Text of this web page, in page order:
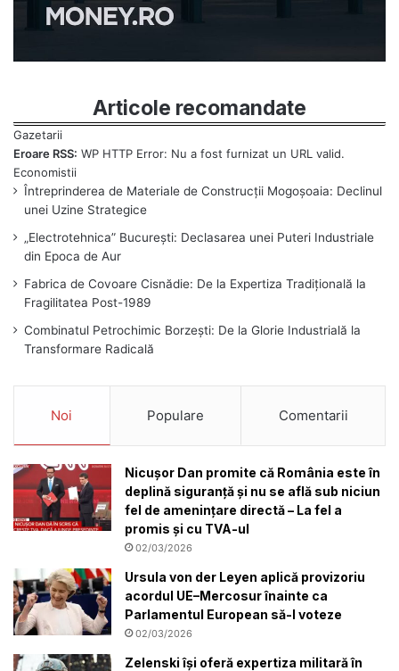
Articole recomandate
Eroare RSS: WP HTTP Error: Nu a fost furnizat un URL valid.
Întreprinderea de Materiale de Construcții Mogoșoaia: Declinul
unei Uzine Strategice
„Electrotehnica” București: Declasarea unei Puteri Industriale
din Epoca de Aur
Fabrica de Covoare Cisnădie: De la Expertiza Tradițională la
Fragilitatea Post-1989
Combinatul Petrochimic Borzești: De la Glorie Industrială la
Transformare Radicală
Noi Populare Comentarii
Nicușor Dan promite că România este în
deplină siguranță și nu se află sub niciun
fel de amenințare directă – La fel a
promis și cu TVA-ul
02/03/2026
Ursula von der Leyen aplică provizoriu
acordul UE–Mercosur înainte ca
Parlamentul European să-l voteze
02/03/2026
Zelenski își oferă expertiza militară în